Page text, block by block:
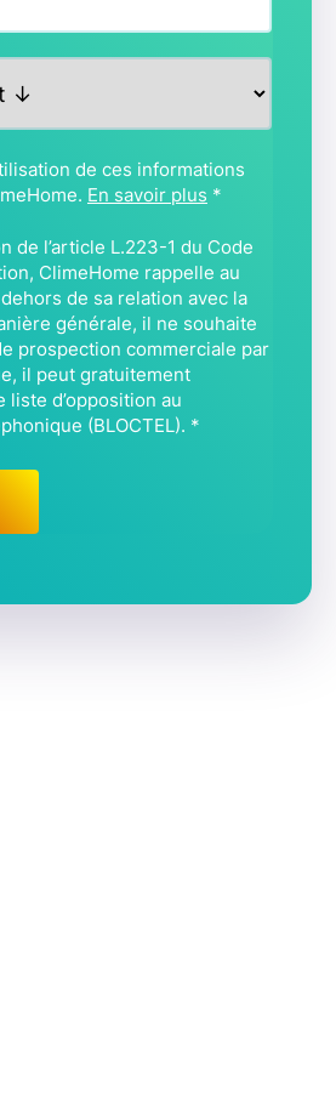
de ces informations
En savoir plus *
de l’article L.223-1 du Code
ClimeHome rappelle au
de sa relation avec la
générale, il ne souhaite
prospection commerciale par
il peut gratuitement
liste d’opposition au
(BLOCTEL). *